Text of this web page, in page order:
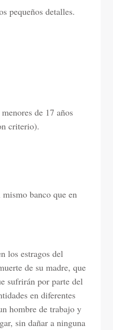
pequeños detalles.
de 17 años
criterio).
banco que en
los estragos del
de su madre, que
sufrirán por parte del
en diferentes
hombre de trabajo y
sin dañar a ninguna